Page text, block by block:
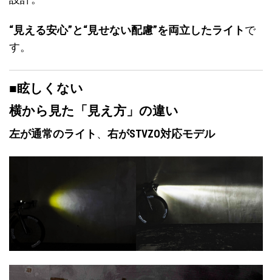
“見える安心”と“見せない配慮”を両立したライト で
す。
■眩しくない
横から見た「見え方」の違い
左が通常のライト 、 右がSTVZO対応モデル